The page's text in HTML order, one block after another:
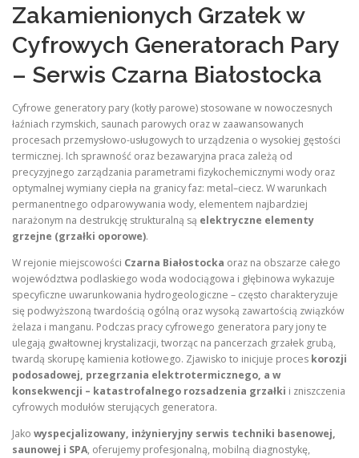
Zakamienionych Grzałek w
Cyfrowych Generatorach Pary
– Serwis Czarna Białostocka
Cyfrowe generatory pary (kotły parowe) stosowane w nowoczesnych
łaźniach rzymskich, saunach parowych oraz w zaawansowanych
procesach przemysłowo-usługowych to urządzenia o wysokiej gęstości
termicznej. Ich sprawność oraz bezawaryjna praca zależą od
precyzyjnego zarządzania parametrami fizykochemicznymi wody oraz
optymalnej wymiany ciepła na granicy faz: metal–ciecz. W warunkach
permanentnego odparowywania wody, elementem najbardziej
narażonym na destrukcję strukturalną są elektryczne elementy
grzejne (grzałki oporowe).
W rejonie miejscowości Czarna Białostocka oraz na obszarze całego
województwa podlaskiego woda wodociągowa i głębinowa wykazuje
specyficzne uwarunkowania hydrogeologiczne – często charakteryzuje
się podwyższoną twardością ogólną oraz wysoką zawartością związków
żelaza i manganu. Podczas pracy cyfrowego generatora pary jony te
ulegają gwałtownej krystalizacji, tworząc na pancerzach grzałek grubą,
twardą skorupę kamienia kotłowego. Zjawisko to inicjuje proces korozji
podosadowej, przegrzania elektrotermicznego, a w
konsekwencji – katastrofalnego rozsadzenia grzałki i zniszczenia
cyfrowych modułów sterujących generatora.
Jako wyspecjalizowany, inżynieryjny serwis techniki basenowej,
saunowej i SPA, oferujemy profesjonalną, mobilną diagnostykę,